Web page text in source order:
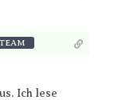
TEAM
Ich lese